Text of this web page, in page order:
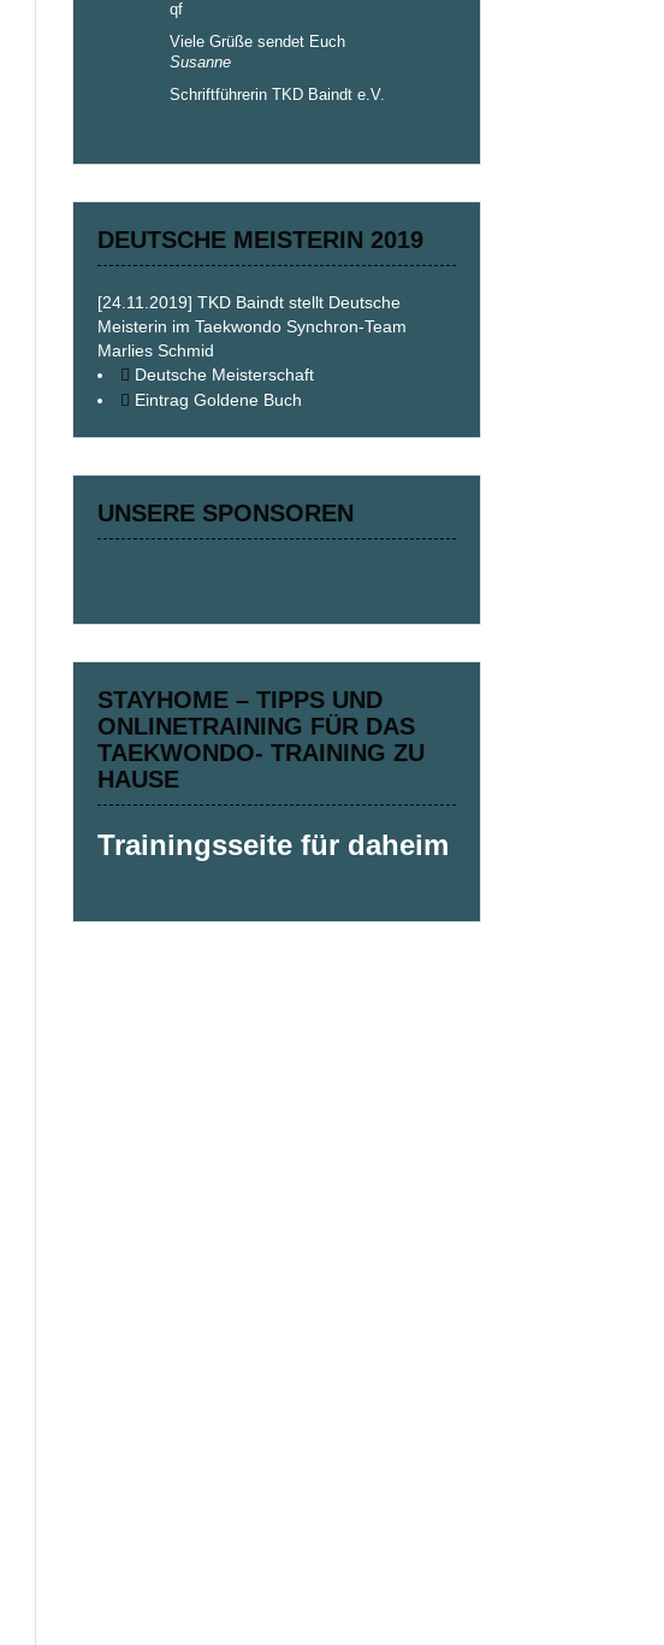
qf
Viele Grüße sendet Euch
Susanne
Schriftführerin TKD Baindt e.V.
DEUTSCHE MEISTERIN 2019
[24.11.2019] TKD Baindt stellt Deutsche
Meisterin im Taekwondo Synchron-Team
Marlies Schmid
Deutsche Meisterschaft
Eintrag Goldene Buch
UNSERE SPONSOREN
STAYHOME – TIPPS UND
ONLINETRAINING FÜR DAS
TAEKWONDO- TRAINING ZU
HAUSE
Trainingsseite für daheim